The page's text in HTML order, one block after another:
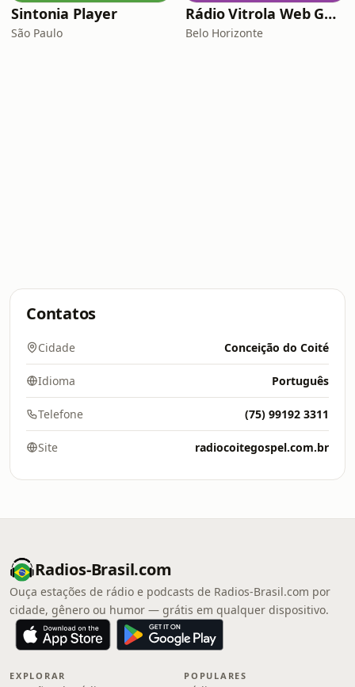
Sintonia Player
São Paulo
Rádio Vitrola Web Gospel
Belo Horizonte
Contatos
Cidade Conceição do Coité
Idioma Português
Telefone (75) 99192 3311
Site radiocoitegospel.com.br
Radios-Brasil.com
Ouça estações de rádio e podcasts de Radios-Brasil.com por
cidade, gênero ou humor — grátis em qualquer dispositivo.
EXPLORAR POPULARES